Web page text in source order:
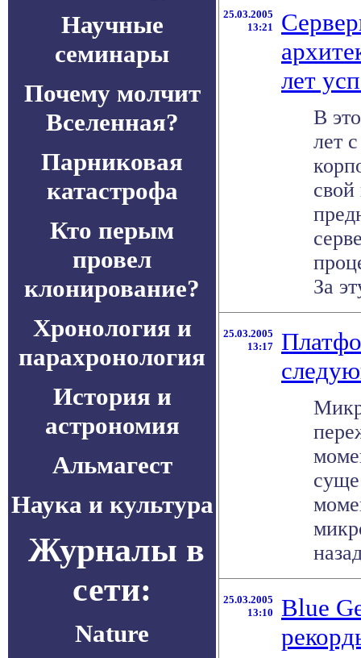
Научные
семинары
Почему молчит
Вселенная?
Парниковая
катастрофа
Кто перым
провел
клонирование?
Хронология и
парахронология
История и
астрономия
Альмагест
Наука и культура
Журналы в
сети:
Nature
25.03.2005
13:21
лет
В
лет
свой
За
25.03.2005
13:17
25.03.2005
13:10
Blue